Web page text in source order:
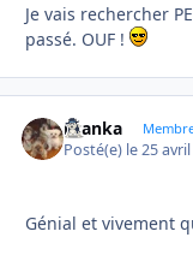
Je vais rechercher
passé. OUF !
branka
Posté(e) le 25 avril
Génial et vivement